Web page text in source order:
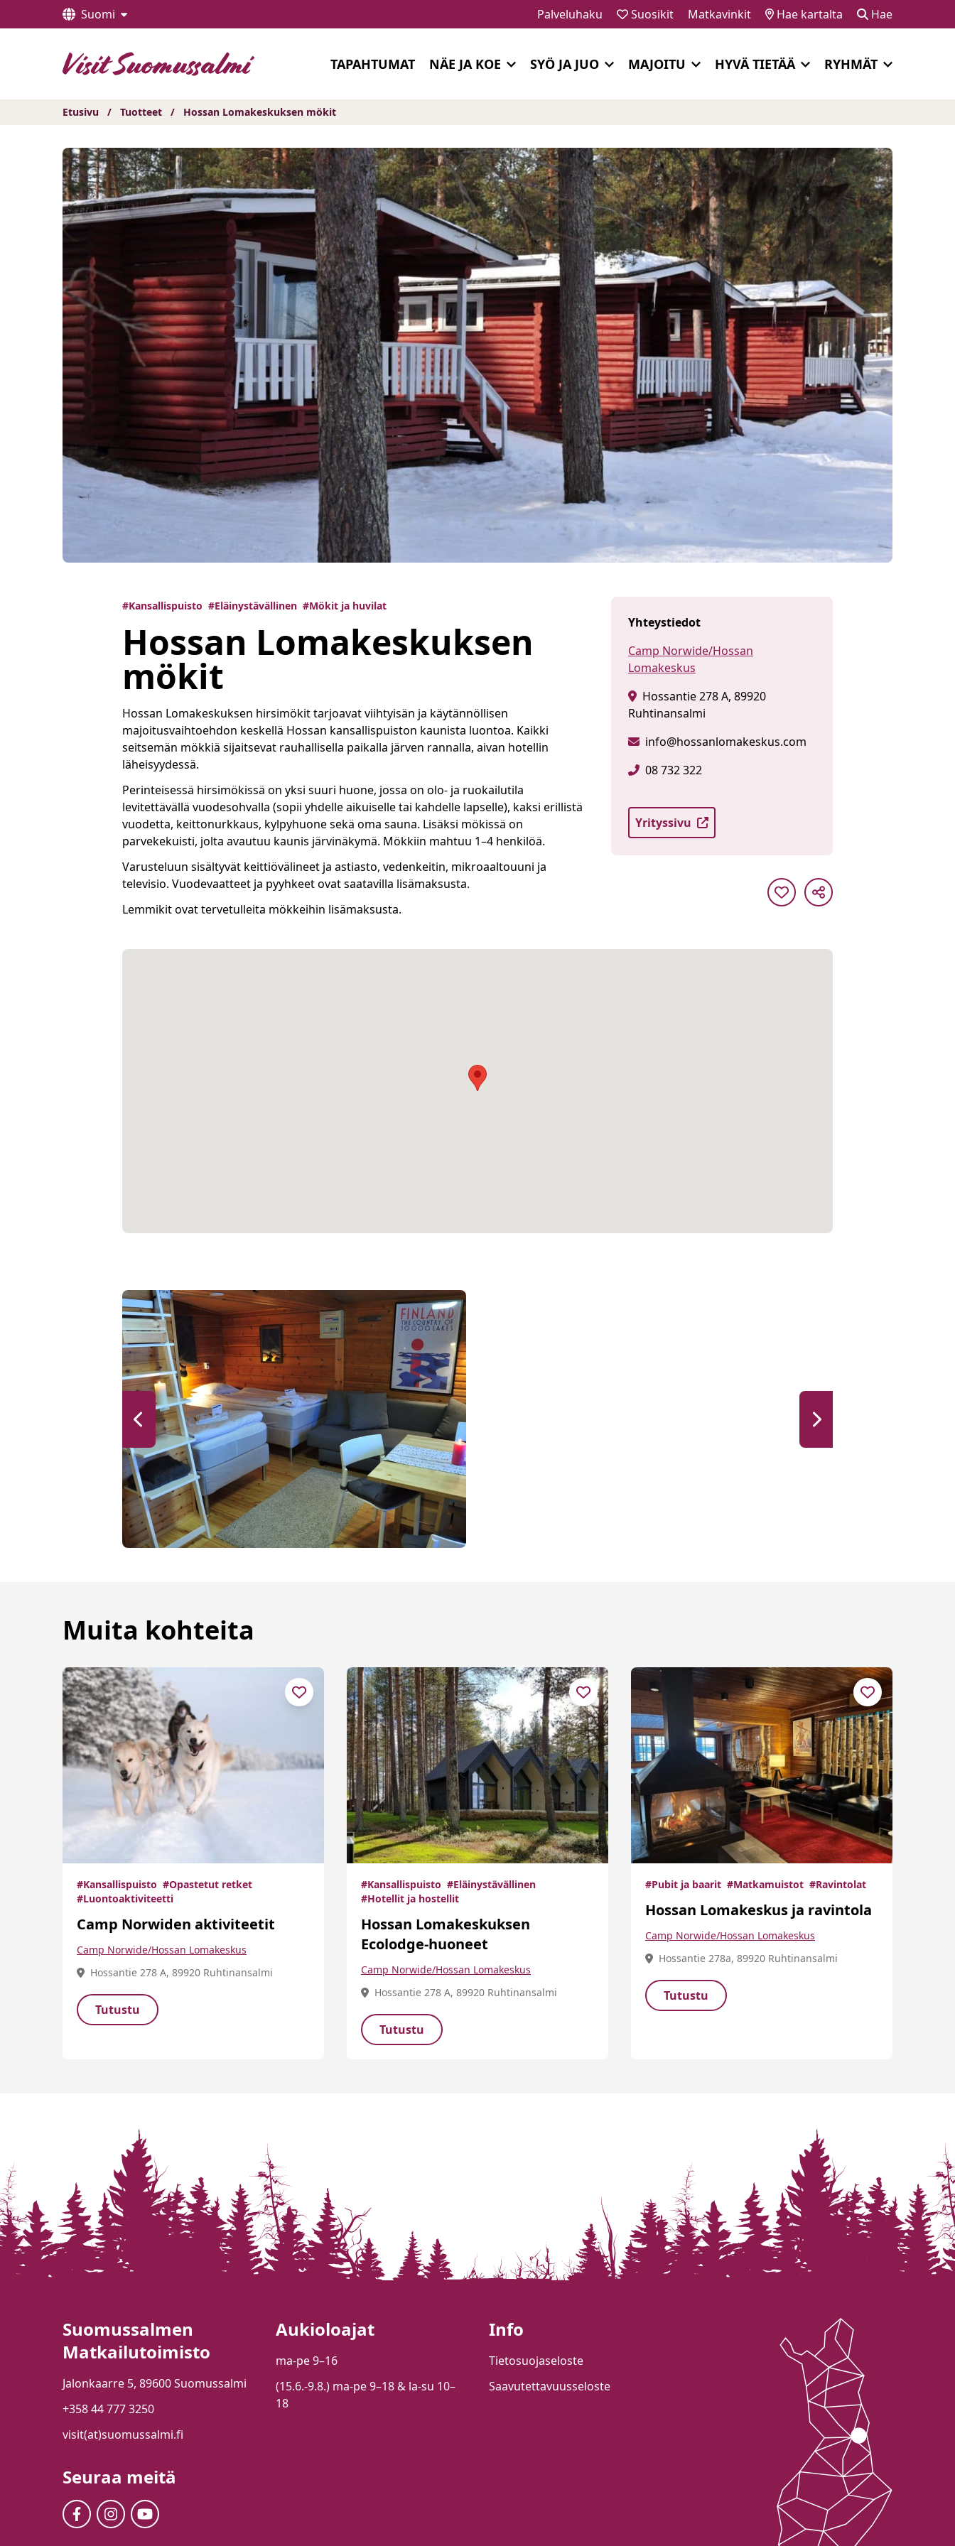
sisältöön
Suomi Palveluhaku Suosikit Matkavinkit Hae kartalta Hae
TAPAHTUMAT NÄE JA KOE SYÖ JA JUO MAJOITU HYVÄ TIETÄÄ RYHMÄT
Etusivu / Tuotteet / Hossan Lomakeskuksen mökit
#Kansallispuisto #Eläinystävällinen #Mökit ja huvilat
Hossan Lomakeskuksen
mökit
Hossan Lomakeskuksen hirsimökit tarjoavat viihtyisän ja käytännöllisen
majoitusvaihtoehdon keskellä Hossan kansallispuiston kaunista luontoa. Kaikki
seitsemän mökkiä sijaitsevat rauhallisella paikalla järven rannalla, aivan hotellin
läheisyydessä.
Perinteisessä hirsimökissä on yksi suuri huone, jossa on olo- ja ruokailutila
levitettävällä vuodesohvalla (sopii yhdelle aikuiselle tai kahdelle lapselle), kaksi erillistä
vuodetta, keittonurkkaus, kylpyhuone sekä oma sauna. Lisäksi mökissä on
parvekekuisti, jolta avautuu kaunis järvinäkymä. Mökkiin mahtuu 1–4 henkilöä.
Varusteluun sisältyvät keittiövälineet ja astiasto, vedenkeitin, mikroaaltouuni ja
televisio. Vuodevaatteet ja pyyhkeet ovat saatavilla lisämaksusta.
Lemmikit ovat tervetulleita mökkeihin lisämaksusta.
Yhteystiedot
Camp Norwide/Hossan
Lomakeskus
Hossantie 278 A, 89920
Ruhtinansalmi
info@hossanlomakeskus.com
08 732 322
Yrityssivu
Muita kohteita
#Kansallispuisto #Opastetut retket
#Luontoaktiviteetti
Camp Norwiden aktiviteetit
Camp Norwide/Hossan Lomakeskus
Hossantie 278 A, 89920 Ruhtinansalmi
Tutustu
#Kansallispuisto #Eläinystävällinen
#Hotellit ja hostellit
Hossan Lomakeskuksen
Ecolodge-huoneet
Camp Norwide/Hossan Lomakeskus
Hossantie 278 A, 89920 Ruhtinansalmi
Tutustu
#Pubit ja baarit #Matkamuistot #Ravintolat
Hossan Lomakeskus ja ravintola
Camp Norwide/Hossan Lomakeskus
Hossantie 278a, 89920 Ruhtinansalmi
Tutustu
Suomussalmen
Matkailutoimisto
Jalonkaarre 5, 89600 Suomussalmi
+358 44 777 3250
visit(at)suomussalmi.fi
Seuraa meitä
Aukioloajat
ma-pe 9–16
(15.6.-9.8.) ma-pe 9–18 & la-su 10–
18
Info
Tietosuojaseloste
Saavutettavuusseloste